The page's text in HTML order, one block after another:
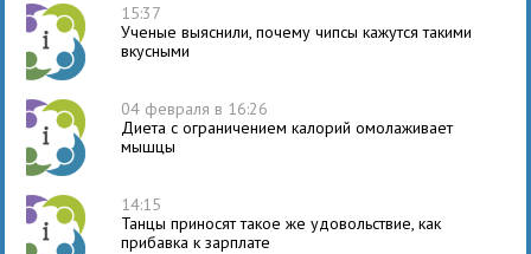
15:37
Ученые выяснили, почему чипсы кажутся такими
вкусными
04 февраля в 16:26
Диета с ограничением калорий омолаживает
мышцы
14:15
Танцы приносят такое же удовольствие, как
прибавка к зарплате